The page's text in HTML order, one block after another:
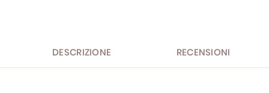
immagini
DESCRIZIONE RECENSIONI